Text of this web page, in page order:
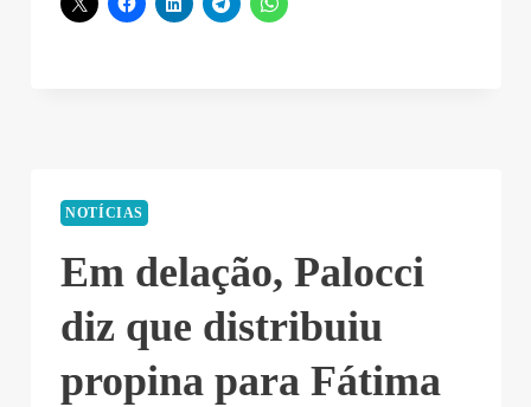
NOTÍCIAS
Em delação, Palocci
diz que distribuiu
propina para Fátima